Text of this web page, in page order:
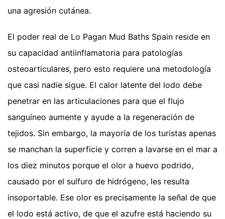
una agresión cutánea.
El poder real de Lo Pagan Mud Baths Spain reside en
su capacidad antiinflamatoria para patologías
osteoarticulares, pero esto requiere una metodología
que casi nadie sigue. El calor latente del lodo debe
penetrar en las articulaciones para que el flujo
sanguíneo aumente y ayude a la regeneración de
tejidos. Sin embargo, la mayoría de los turistas apenas
se manchan la superficie y corren a lavarse en el mar a
los diez minutos porque el olor a huevo podrido,
causado por el sulfuro de hidrógeno, les resulta
insoportable. Ese olor es precisamente la señal de que
el lodo está activo, de que el azufre está haciendo su